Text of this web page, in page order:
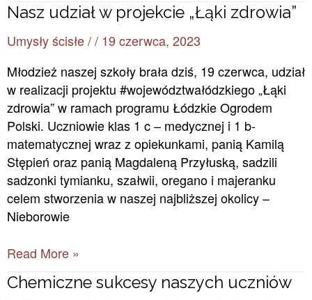
Nasz udział w projekcie „Łąki zdrowia”
Umysły ścisłe// 19 czerwca, 2023
Młodzież naszej szkoły brała dziś, 19 czerwca, udział
w realizacji projektu #województwałódzkiego „Łąki
zdrowia” w ramach programu Łódzkie Ogrodem
Polski. Uczniowie klas 1 c – medycznej i 1 b-
matematycznej wraz z opiekunkami, panią Kamilą
Stępień oraz panią Magdaleną Przyłuską, sadzili
sadzonki tymianku, szałwii, oregano i majeranku
celem stworzenia w naszej najbliższej okolicy –
Nieborowie
Nasz
w
projekcie
„Łąki
zdrowia”
Read More »
Chemiczne sukcesy naszych uczniów
Chemiczne